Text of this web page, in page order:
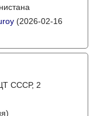
(2026-02-16
СССР, 2